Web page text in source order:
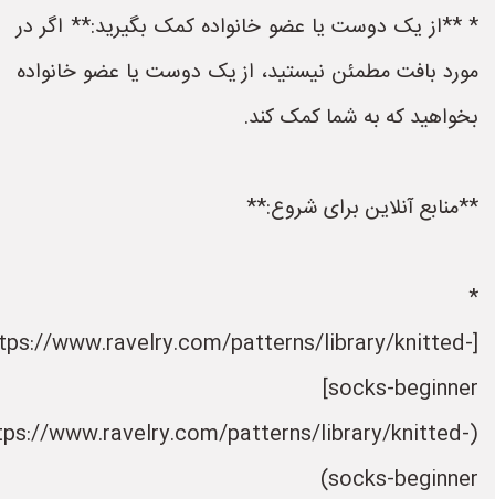
یک دوست یا عضو خانواده کمک بگیرید:** اگر در
بافت مطمئن نیستید، از یک دوست یا عضو خانواده
که به شما کمک کند.
آنلاین برای شروع:**
[https://www.ravelry.com/patterns/library/
socks-beginner]
(https://www.ravelry.com/patterns/library/knitted-
socks-